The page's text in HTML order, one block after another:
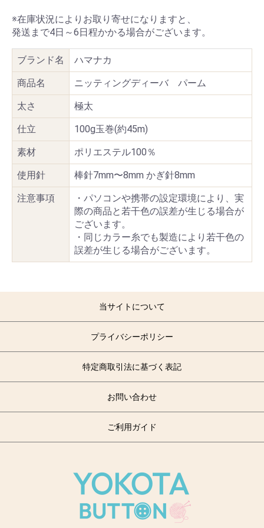
※在庫状況によりお取り寄せになりますと、
発送まで4日～6日程かかる場合がございます。
ブランド名 ハマナカ
商品名 ニッティングディーバ パーム
太さ 極太
仕立 100g玉巻(約45m)
素材 ポリエステル100％
使用針 棒針7mm〜8mm かぎ針8mm
注意事項
・パソコンや携帯の設定環境により、実
際の商品と若干色の誤差が生じる場合が
ございます。
・同じカラー糸でも製造により若干色の
誤差が生じる場合がございます。
当サイトについて
プライバシーポリシー
特定商取引法に基づく表記
お問い合わせ
ご利用ガイド